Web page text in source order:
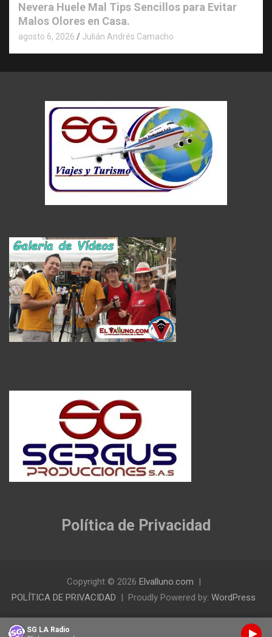
Nevera Huele Mal Tips Sencillos para Evitar
Malos Olores en Casa.
agosto 6, 2026 Julián Andrés Camacho
Política de Privacidad
Copyright © 2026 Elvalluno.com
POLÍTICA DE PRIVACIDAD
Proudly Powered by: WordPress
SG LA Radio